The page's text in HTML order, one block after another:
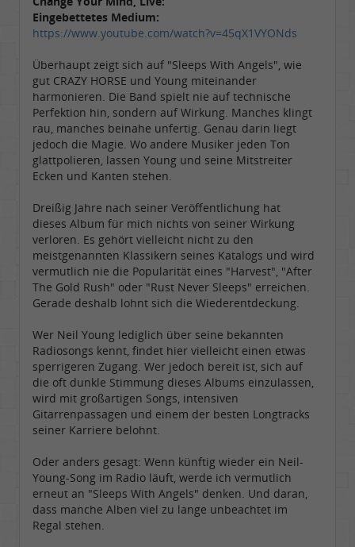
Eingebettetes Medium:
https://www.youtube.com/watch?v=45qX1VYONds
Überhaupt zeigt sich auf "Sleeps With Angels", wie
gut CRAZY HORSE und Young miteinander
harmonieren. Die Band spielt nie auf technische
Perfektion hin, sondern auf Wirkung. Manches klingt
rau, manches beinahe unfertig. Genau darin liegt
jedoch die Magie. Wo andere Musiker jeden Ton
glattpolieren, lassen Young und seine Mitstreiter
Ecken und Kanten stehen.
Dreißig Jahre nach seiner Veröffentlichung hat
dieses Album für mich nichts von seiner Wirkung
verloren. Es gehört vielleicht nicht zu den
meistgenannten Klassikern seines Katalogs und wird
vermutlich nie die Popularität eines "Harvest", "After
The Gold Rush" oder "Rust Never Sleeps" erreichen.
Gerade deshalb lohnt sich die Wiederentdeckung.
Wer Neil Young lediglich über seine bekannten
Radiosongs kennt, findet hier vielleicht einen etwas
sperrigeren Zugang. Wer jedoch bereit ist, sich auf
die oft dunkle Stimmung dieses Albums einzulassen,
wird mit großartigen Songs, intensiven
Gitarrenpassagen und einem der besten Longtracks
seiner Karriere belohnt.
Oder anders gesagt: Wenn künftig wieder ein Neil-
Young-Song im Radio läuft, werde ich vermutlich
erneut an "Sleeps With Angels" denken. Und daran,
dass manche Alben viel zu lange unbeachtet im
Regal stehen.